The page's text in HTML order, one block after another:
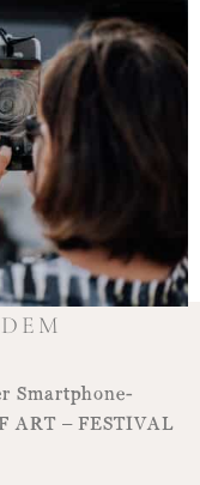
Smartphone-
ART – FESTIVAL